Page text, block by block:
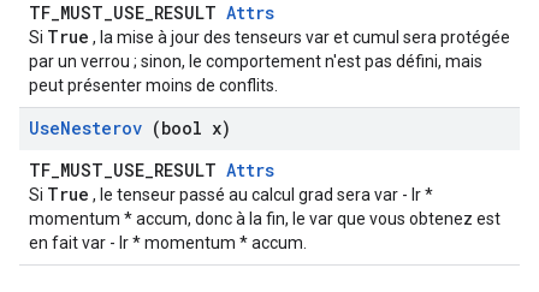
TF_MUST_USE_RESULT Attrs
Si True , la mise à jour des tenseurs var et cumul sera protégée
par un verrou ; sinon, le comportement n'est pas défini, mais
peut présenter moins de conflits.
UseNesterov (bool x)
TF_MUST_USE_RESULT Attrs
Si True , le tenseur passé au calcul grad sera var - lr *
momentum * accum, donc à la fin, le var que vous obtenez est
en fait var - lr * momentum * accum.